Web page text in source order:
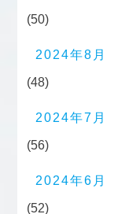
(50)
2024年8月
(48)
2024年7月
(56)
2024年6月
(52)